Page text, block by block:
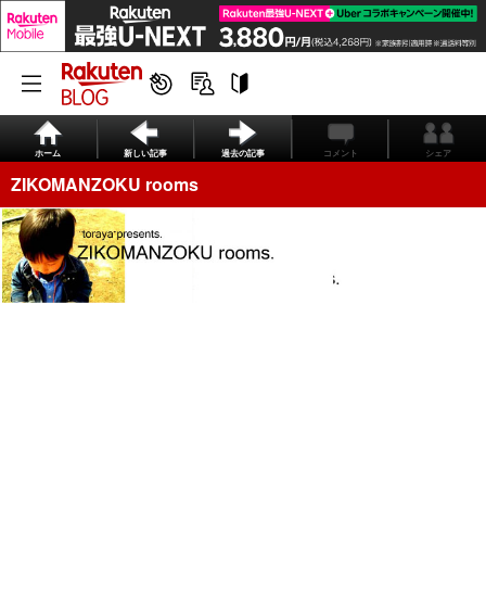
ホーム 新しい記事 過去の記事 コメント シェア
ZIKOMANZOKU rooms